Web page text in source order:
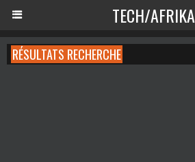
TECH/AFRIKA
RÉSULTATS RECHERCHE